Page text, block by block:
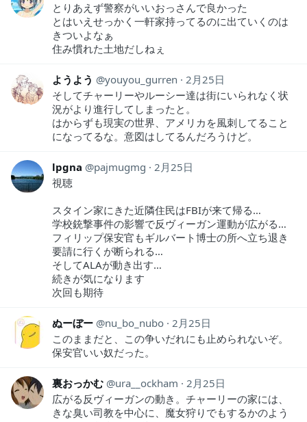
とりあえず警察がいいおっさんで良かった
とはいえせっかく一軒家持ってるのに出ていくのは
きついよなぁ
住み慣れた土地だしねぇ
ようよう youyou_gurren
2月25日
そしてチャーリーやルーシー達は街にいられなく状
況がより進行してしまったと。
はからずも現実の世界、アメリカを風刺してること
になってるな。意図はしてるんだろうけど。
lpgna pajmugmg
2月25日
視聴
スタイン家にきた近隣住民はFBIが来て帰る…
学校銃撃事件の影響で反ヴィーガン運動が広がる…
フィリップ保安官もギルバート博士の所へ立ち退き
要請に行くが断られる…
そしてALAが動き出す…
続きが気になります
次回も期待
ぬーぼー nu_bo_nubo 2月25日
このままだと、この争いだれにも止められないぞ。
保安官いい奴だった。
裏おっかむ ura__ockham
2月25日
広がる反ヴィーガンの動き。チャーリーの家には、
きな臭い司教を中心に、魔女狩りでもするかのよう